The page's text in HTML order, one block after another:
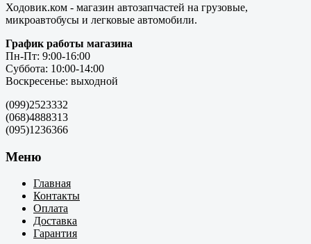
Ходовик.ком - магазин автозапчастей на грузовые,
микроавтобусы и легковые автомобили.
График работы магазина
Пн-Пт: 9:00-16:00
Суббота: 10:00-14:00
Воскресенье: выходной
(099)2523332
(068)4888313
(095)1236366
Меню
Главная
Контакты
Оплата
Доставка
Гарантия